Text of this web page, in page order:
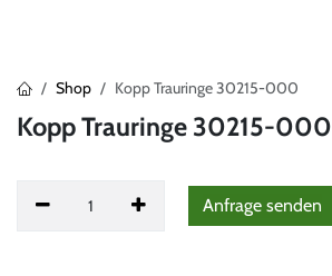
Shop Kopp Trauringe 30215-000
Kopp Trauringe 30215-000
Anfrag​e senden